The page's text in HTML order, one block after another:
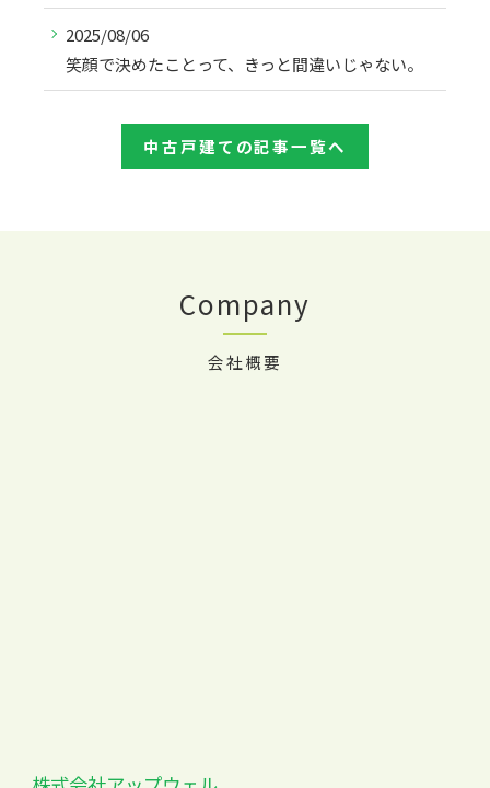
2025/08/06
笑顔で決めたことって、きっと間違いじゃない。
中古戸建ての記事一覧へ
会社概要
Company